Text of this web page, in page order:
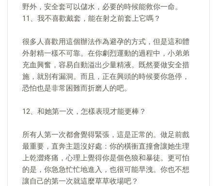
野外，安全套可以儲水，必要的時候能救你一命。
11、我不喜歡戴套，能在射之前套上它嗎？
很多人喜歡用這個辦法作為避孕的方式，但是這和體
外射精一樣不可靠。在你劇烈運動的過程中，小弟弟
充血興奮，容易自動溢出少量精液。既然要做安全措
施，就別有漏洞。而且，正在興頭的時候要你急停，
恐怕也是非常困難而折磨人的吧。
12、和她第一次，怎樣表現才能更棒？
所有人第一次都會覺得緊張，這是正常的。做足前戲
最重要，直奔主題沒好處：你的橫衝直撞會讓她生理
上乾澀疼痛，心理上覺得你是個色狼和暴徒。更可怕
的是，你急急忙忙地進入，也很可能早洩。你也不想
讓自己的第一次就這麼草草收場吧？